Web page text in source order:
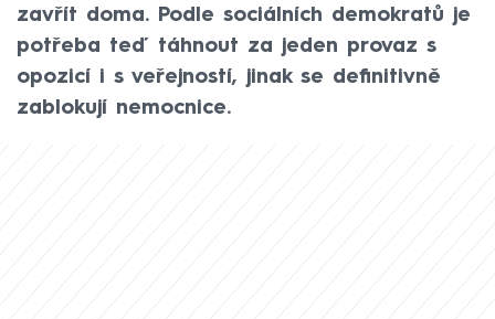
zavřít doma. Podle sociálních demokratů je
potřeba teď táhnout za jeden provaz s
opozicí i s veřejností, jinak se definitivně
zablokují nemocnice.